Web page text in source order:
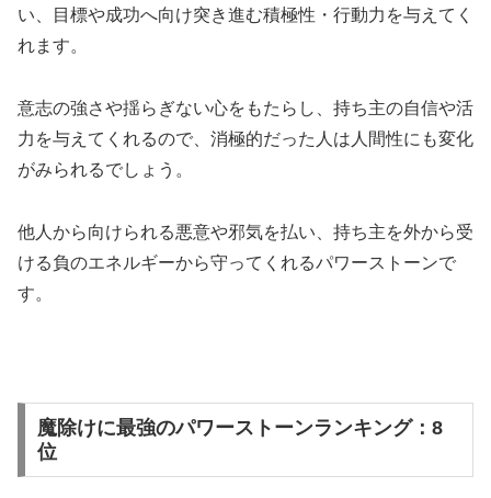
い、目標や成功へ向け突き進む積極性・行動力を与えてく
れます。
意志の強さや揺らぎない心をもたらし、持ち主の自信や活
力を与えてくれるので、消極的だった人は人間性にも変化
がみられるでしょう。
他人から向けられる悪意や邪気を払い、持ち主を外から受
ける負のエネルギーから守ってくれるパワーストーンで
す。
魔除けに最強のパワーストーンランキング：8
位